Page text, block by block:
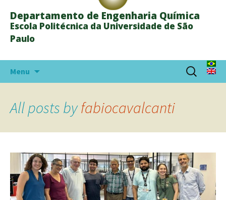
Departamento de Engenharia Química
Escola Politécnica da Universidade de São
Paulo
Menu
Search
for:
All posts byfabiocavalcanti